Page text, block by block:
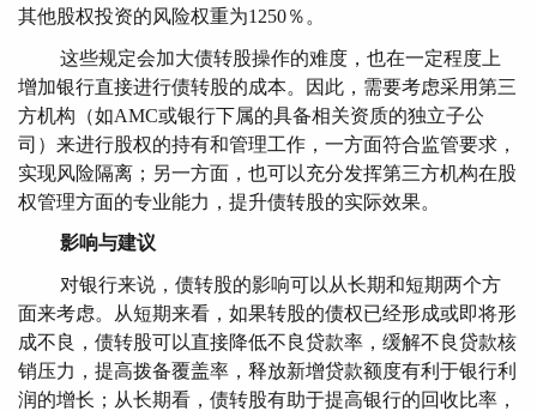
其他股权投资的风险权重为1250％。
这些规定会加大债转股操作的难度，也在一定程度上
增加银行直接进行债转股的成本。因此，需要考虑采用第三
方机构（如AMC或银行下属的具备相关资质的独立子公
司）来进行股权的持有和管理工作，一方面符合监管要求，
实现风险隔离；另一方面，也可以充分发挥第三方机构在股
权管理方面的专业能力，提升债转股的实际效果。
影响与建议
对银行来说，债转股的影响可以从长期和短期两个方
面来考虑。从短期来看，如果转股的债权已经形成或即将形
成不良，债转股可以直接降低不良贷款率，缓解不良贷款核
销压力，提高拨备覆盖率，释放新增贷款额度有利于银行利
润的增长；从长期看，债转股有助于提高银行的回收比率，